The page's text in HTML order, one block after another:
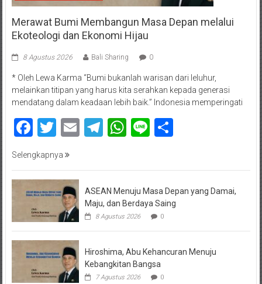
Merawat Bumi Membangun Masa Depan melalui
Ekoteologi dan Ekonomi Hijau
8 Agustus 2026 Bali Sharing 0
* Oleh Lewa Karma “Bumi bukanlah warisan dari leluhur,
melainkan titipan yang harus kita serahkan kepada generasi
mendatang dalam keadaan lebih baik.” Indonesia memperingati
Facebook
Twitter
EmailTelegram
WhatsApp
Line
Selengkapnya
ASEAN Menuju Masa Depan yang Damai,
Maju, dan Berdaya Saing
8 Agustus 2026 0
Hiroshima, Abu Kehancuran Menuju
Kebangkitan Bangsa
7 Agustus 2026 0